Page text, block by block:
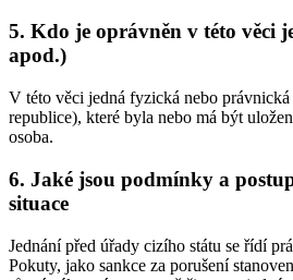
5. Kdo je oprávněn v této věci
apod.)
V této věci jedná fyzická nebo právnická
republice), které byla nebo má být
osoba.
6. Jaké jsou podmínky a
situace
Jednání před úřady cizího státu se řídí
Pokuty, jako sankce za porušení